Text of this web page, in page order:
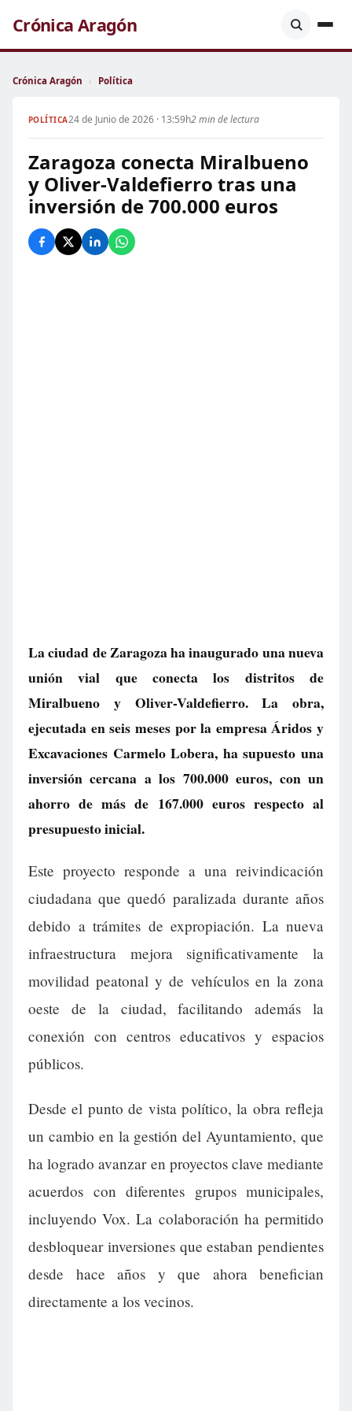
Crónica Aragón
Crónica Aragón › Política
POLÍTICA24 de Junio de 2026 · 13:59h2 min de lectura
Zaragoza conecta Miralbueno
y Oliver-Valdefierro tras una
inversión de 700.000 euros
La ciudad de Zaragoza ha inaugurado una nueva
unión vial que conecta los distritos de
Miralbueno y Oliver-Valdefierro. La obra,
ejecutada en seis meses por la empresa Áridos y
Excavaciones Carmelo Lobera, ha supuesto una
inversión cercana a los 700.000 euros, con un
ahorro de más de 167.000 euros respecto al
presupuesto inicial.
Este proyecto responde a una reivindicación
ciudadana que quedó paralizada durante años
debido a trámites de expropiación. La nueva
infraestructura mejora significativamente la
movilidad peatonal y de vehículos en la zona
oeste de la ciudad, facilitando además la
conexión con centros educativos y espacios
públicos.
Desde el punto de vista político, la obra refleja
un cambio en la gestión del Ayuntamiento, que
ha logrado avanzar en proyectos clave mediante
acuerdos con diferentes grupos municipales,
incluyendo Vox. La colaboración ha permitido
desbloquear inversiones que estaban pendientes
desde hace años y que ahora benefician
directamente a los vecinos.